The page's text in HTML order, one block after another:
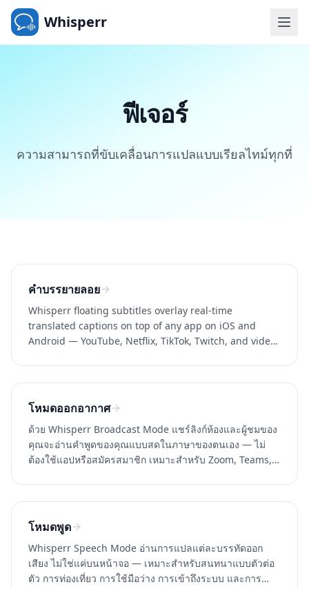
Whisperr
ฟีเจอร์
ความสามารถที่ขับเคลื่อนการแปลแบบเรียลไทม์ทุกที่
คำบรรยายลอย
Whisperr floating subtitles overlay real-time
translated captions on top of any app on iOS and
Android — YouTube, Netflix, TikTok, Twitch, and video
โหมดออกอากาศ
ด้วย Whisperr Broadcast Mode แชร์ลิงก์ห้องและผู้ชมของ
คุณจะอ่านคำพูดของคุณแบบสดในภาษาของตนเอง — ไม่
ต้องใช้แอปหรือสมัครสมาชิก เหมาะสำหรับ Zoom, Teams,
โหมดพูด
Whisperr Speech Mode อ่านการแปลแต่ละบรรทัดออก
เสียง ไม่ใช่แค่บนหน้าจอ — เหมาะสำหรับสนทนาแบบตัวต่อ
ตัว การท่องเที่ยว การใช้มือว่าง การเข้าถึงระบบ และการ